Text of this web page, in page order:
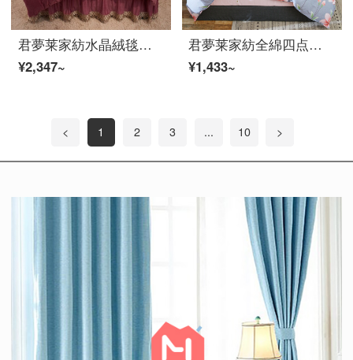
君夢莱家紡水晶絨毯ベッドスカート四点セットab面秋冬ベッド用品保温布団セットシーツカバーセット小豆粉2.0メートルベッド用布団カバー220*240
¥2,347~
君夢莱家紡全綿四点セット韓国版のレースシーツ式ベッド用品1.5 m 1.8 mベッド用品セットのきらびやかな花が咲く灰2.0 mベッドは布団カバー220*240を適用します。
¥1,433~
< 1 2 3 ... 10 >